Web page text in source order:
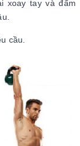
xoay tay và đấm
cầu.